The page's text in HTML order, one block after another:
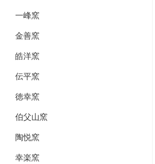
一峰窯
金善窯
皓洋窯
伝平窯
徳幸窯
伯父山窯
陶悦窯
幸楽窯